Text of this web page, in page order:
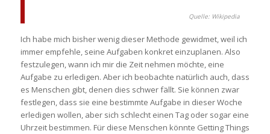
Quelle: Wikipedia
Ich habe mich bisher wenig dieser Methode gewidmet, weil ich
immer empfehle, seine Aufgaben konkret einzuplanen. Also
festzulegen, wann ich mir die Zeit nehmen möchte, eine
Aufgabe zu erledigen. Aber ich beobachte natürlich auch, dass
es Menschen gibt, denen dies schwer fällt. Sie können zwar
festlegen, dass sie eine bestimmte Aufgabe in dieser Woche
erledigen wollen, aber sich schlecht einen Tag oder sogar eine
Uhrzeit bestimmen. Für diese Menschen könnte Getting Things